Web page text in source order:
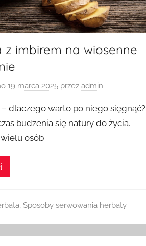
z imbirem na wiosenne
19 marca 2025 przezadmin
dlaczego warto po niego sięgnąć?
budzenia się natury do życia.
osób
, Sposoby serwowania herbaty